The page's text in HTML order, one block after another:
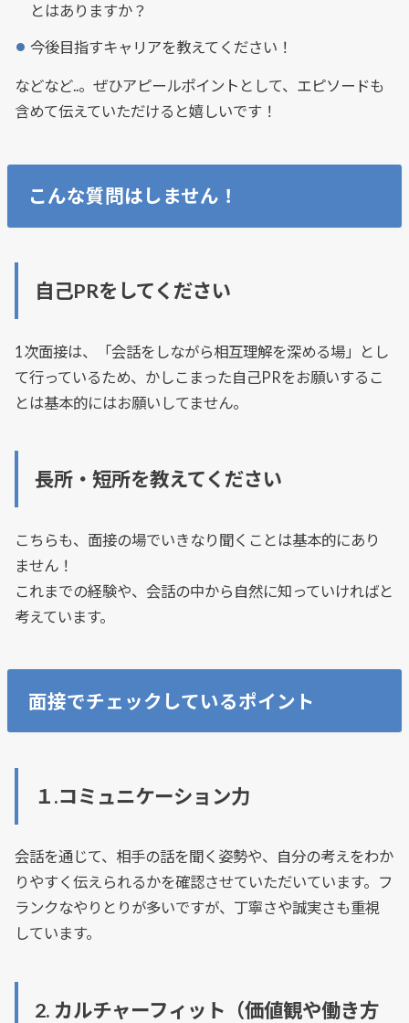
とはありますか？
今後目指すキャリアを教えてください！
などなど..。ぜひアピールポイントとして、エピソードも
含めて伝えていただけると嬉しいです！
こんな質問はしません！
自己PRをしてください
1次面接は、「会話をしながら相互理解を深める場」とし
て行っているため、かしこまった自己PRをお願いするこ
とは基本的にはお願いしてません。
長所・短所を教えてください
こちらも、面接の場でいきなり聞くことは基本的にあり
ません！
これまでの経験や、会話の中から自然に知っていければと
考えています。
面接でチェックしているポイント
１.コミュニケーション力
会話を通じて、相手の話を聞く姿勢や、自分の考えをわか
りやすく伝えられるかを確認させていただいています。フ
ランクなやりとりが多いですが、丁寧さや誠実さも重視
しています。
2. カルチャーフィット（価値観や働き方